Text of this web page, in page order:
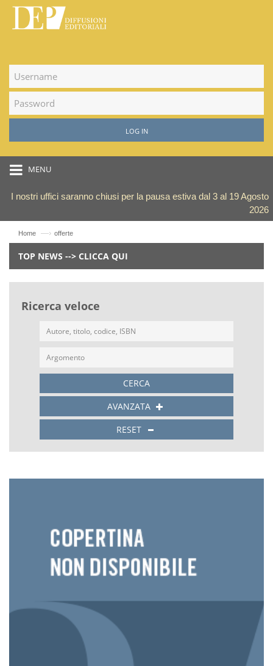
LOG IN
MENU
I nostri uffici saranno chiusi per la pausa estiva dal 3 al 19 Agosto
2026
Home —› offerte
TOP NEWS --> CLICCA QUI
Ricerca veloce
CERCA
AVANZATA
RESET